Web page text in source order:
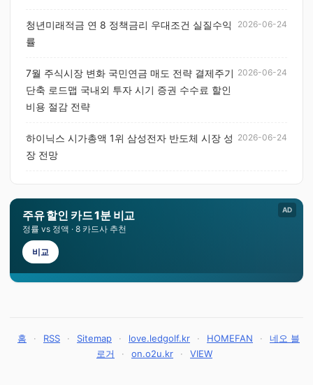
청년미래적금 연 8 정책금리 우대조건 실질수익
률
2026-06-24
7월 주식시장 변화 국민연금 매도 전략 결제주기
단축 로드맵 국내외 투자 시기 증권 수수료 할인
비용 절감 전략
2026-06-24
하이닉스 시가총액 1위 삼성전자 반도체 시장 성
장 전망
2026-06-24
AD
주유 할인 카드 1분 비교
정률 vs 정액 · 8 카드사 추천
비교
홈 · RSS · Sitemap · love.ledgolf.kr · HOMEFAN ·
네오 블
로거
· on.o2u.kr · VIEW